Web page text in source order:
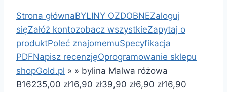
Strona głównaBYLINY OZDOBNEZaloguj
sięZałóż kontozobacz wszystkieZapytaj o
produktPoleć znajomemuSpecyfikacja
PDFNapisz recenzjęOprogramowanie sklepu
shopGold.pl » » bylina Malwa różowa
B16235,00 zł16,90 zł39,90 zł6,90 zł16,90